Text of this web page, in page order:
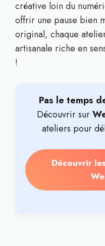
créative loin du
offrir une pause bien
original, chaque
artisanale riche en
!
Pas le temps
Découvrir sur
ateliers pour
Découvrir